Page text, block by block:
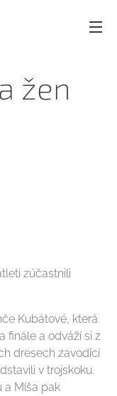
žen
zúčastnili
Kubátové, která
finále a odváží si z
dresech zavodící
v trojskoku.
a Míša pak